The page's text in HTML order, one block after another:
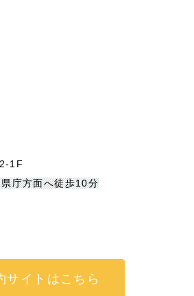
1F
庁方面へ徒歩10分
サイトはこちら